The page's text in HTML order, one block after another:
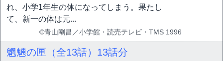
れ、小学1年生の体になってしまう。果たし
て、新一の体は元...
©青山剛昌／小学館・読売テレビ・TMS 1996
魍魎の匣（全13話） 13話分